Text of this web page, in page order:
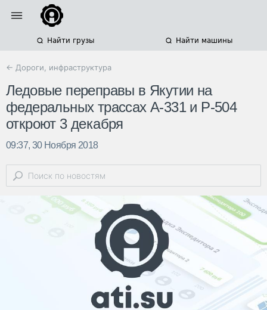
Найти грузы Найти машины
← Дороги, инфраструктура
Ледовые переправы в Якутии на
федеральных трассах А-331 и Р-504
откроют 3 декабря
09:37, 30 Ноября 2018